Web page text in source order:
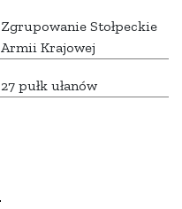
Zgrupowanie Stołpeckie
Armii Krajowej
27 pułk ułanów